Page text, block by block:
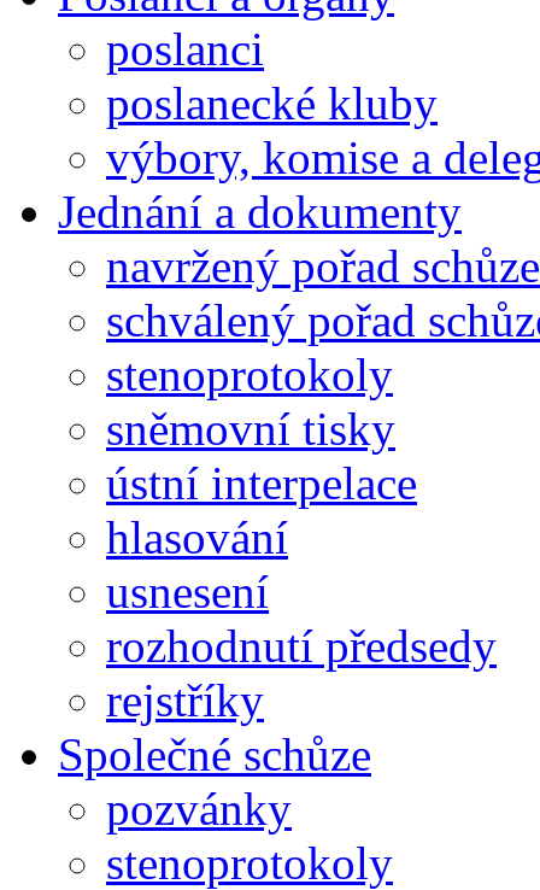
poslanci
poslanecké kluby
výbory, komise a
Jednání a dokumenty
navržený pořad schůze
schválený pořad
stenoprotokoly
sněmovní tisky
ústní interpelace
hlasování
usnesení
rozhodnutí předsedy
rejstříky
Společné schůze
pozvánky
stenoprotokoly